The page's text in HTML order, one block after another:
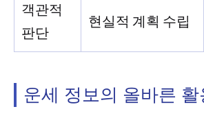
객관적
판단
현실적 계획 수립
운세 정보의 올바른 활